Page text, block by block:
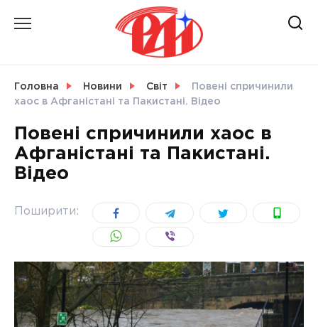
Головна Новини Світ
Повені спричинили
хаос в Афганістані та Пакистані. Відео
Повені спричинили хаос в
Афганістані та Пакистані.
Відео
Поширити: